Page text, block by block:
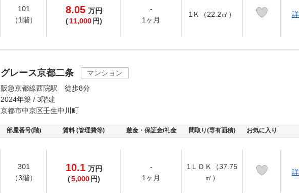
101
（1階）
8.05 万円
( 11,000 円)
-
1ヶ月
1Ｋ（22.2㎡）
グレース京都二条
マンション
阪急京都線西院駅 徒歩8分
2024年築 / 3階建
京都市中京区壬生中川町
部屋番号(階) 賃料 (管理費等) 敷金・保証金/礼金 間取り(専有面積) お気に入り
301
（3階）
10.1 万円
(5,000 円)
-
1ヶ月
1ＬＤＫ（37.75
㎡）